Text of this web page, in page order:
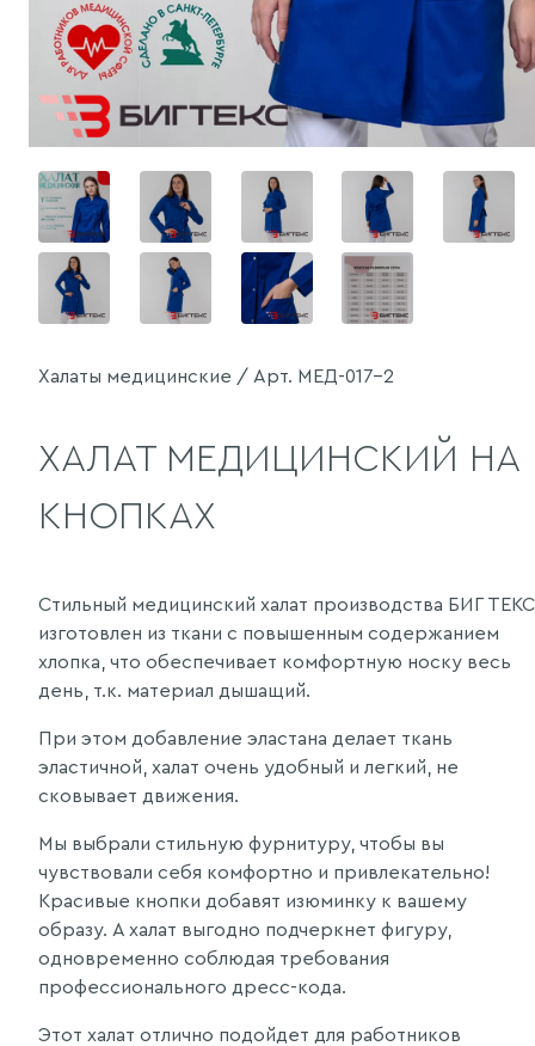
Халаты медицинские / Арт. МЕД-017-2
ХАЛАТ МЕДИЦИНСКИЙ НА
КНОПКАХ
Стильный медицинский халат производства БИГ ТЕКС
изготовлен из ткани с повышенным содержанием
хлопка, что обеспечивает комфортную носку весь
день, т.к. материал дышащий.
При этом добавление эластана делает ткань
эластичной, халат очень удобный и легкий, не
сковывает движения.
Мы выбрали стильную фурнитуру, чтобы вы
чувствовали себя комфортно и привлекательно!
Красивые кнопки добавят изюминку к вашему
образу. А халат выгодно подчеркнет фигуру,
одновременно соблюдая требования
профессионального дресс-кода.
Этот халат отлично подойдет для работников